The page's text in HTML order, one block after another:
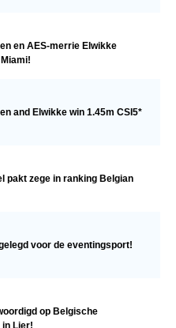
en AES-merrie Elwikke
and Elwikke win 1.45m CSI5*
pakt zege in ranking Belgian
voor de eventingsport!
op Belgische
in Lier!